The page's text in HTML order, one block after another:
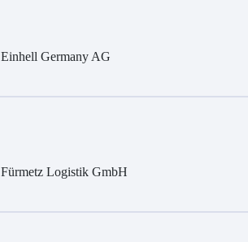
Einhell Germany AG
Fürmetz Logistik GmbH